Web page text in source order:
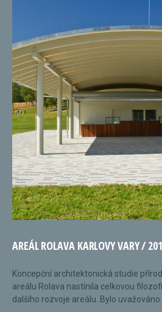
AREÁL ROLAVA KARLOVY VARY /
Koncepční architektonická studie
areálu Rolava nastínila celkovou
dalšího rozvoje areálu. Bylo uvažováno